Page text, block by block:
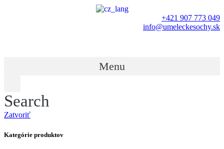
+421 907 773 049
info@umeleckesochy.sk
Menu
Search
Zatvoriť
Kategórie produktov